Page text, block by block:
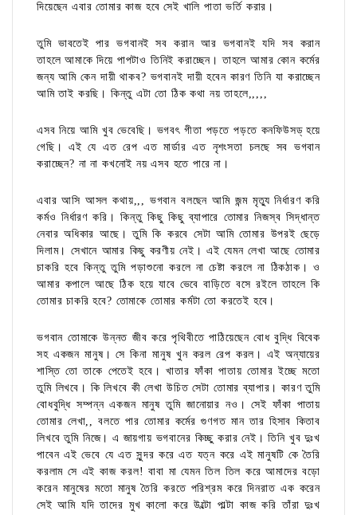
দিয়েছেন এবার তোমার কাজ হবে সেই খালি পাতা ভর্তি করার।
তুমি ভাবতেই পার ভগবানই সব করান আর ভগবানই যদি সব করান
তাহলে আমাকে দিয়ে পাপটাও তিনিই করাচ্ছেন। তাহলে আমার কোন কর্মের
জন্য আমি কেন দায়ী থাকব? ভগবানই দায়ী হবেন কারণ তিনি যা করাচ্ছেন
আমি তাই করছি। কিন্তু এটা তো ঠিক কথা নয় তাহলে,,,,,
এসব নিয়ে আমি খুব ভেবেছি। ভগবৎ গীতা পড়তে পড়তে কনফিউসড্ হয়ে
গেছি। এই যে এত রেপ এত মার্ডার এত নৃশংসতা চলছে সব ভগবান
করাচ্ছেন? না না কখনোই নয় এসব হতে পারে না।
এবার আসি আসল কথায়,,, ভগবান বলছেন আমি জন্ম মৃত্যু নির্ধারণ করি
কর্মও নির্ধারণ করি। কিন্তু কিছু কিছু ব্যাপারে তোমার নিজস্ব সিদ্ধান্ত
নেবার অধিকার আছে। তুমি কি করবে সেটা আমি তোমার উপরই ছেড়ে
দিলাম। সেখানে আমার কিছু করণীয় নেই। এই যেমন লেখা আছে তোমার
চাকরি হবে কিন্তু তুমি পড়াশুনো করলে না চেষ্টা করলে না ঠিকঠাক। ও
আমার কপালে আছে ঠিক হয়ে যাবে ভেবে বাড়িতে বসে রইলে তাহলে কি
তোমার চাকরি হবে? তোমাকে তোমার কর্মটা তো করতেই হবে।
ভগবান তোমাকে উন্নত জীব করে পৃথিবীতে পাঠিয়েছেন বোধ বুদ্ধি বিবেক
সহ একজন মানুষ। সে কিনা মানুষ খুন করল রেপ করল। এই অন্যায়ের
শাস্তি তো তাকে পেতেই হবে। খাতার ফাঁকা পাতায় তোমার ইচ্ছে মতো
তুমি লিখবে। কি লিখবে কী লেখা উচিত সেটা তোমার ব্যাপার। কারণ তুমি
বোধবুদ্ধি সম্পন্ন একজন মানুষ তুমি জানোয়ার নও। সেই ফাঁকা পাতায়‌
তোমার লেখা,, বলতে পার তোমার কর্মের গুণগত মান তার হিসাব কিতাব
লিখবে তুমি নিজে। এ জায়গায় ভগবানের কিচ্ছু করার নেই। তিনি খুব দুঃখ
পাবেন এই ভেবে যে এত সুন্দর করে এত যত্ন করে এই মানুষটি কে তৈরি
করলাম সে এই কাজ করল! বাবা মা যেমন তিল তিল করে আমাদের বড়ো
করেন মানুষের মতো মানুষ তৈরি করতে পরিশ্রম করে দিনরাত এক করেন
সেই আমি যদি তাদের মুখ কালো করে উল্টো পাল্টা কাজ করি তাঁরা দুঃখ